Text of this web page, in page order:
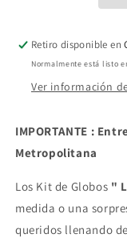
Retiro disponible en
Normalmente está listo
Ver información
IMPORTANTE :
Metropolitana
Los Kit de Globos "
medida o una
queridos llenando